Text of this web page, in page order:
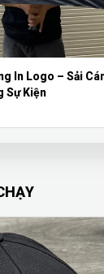
6 LỖ IN LOGO 247